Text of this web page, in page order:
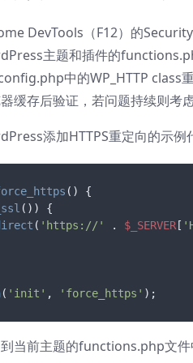
DevTools（F12）的
主题和插件的
中的WP_HTTP class
缓存后验证，若问题持续则考
添加HTTPS重定向的示例
( ) {
()) {
( 'https://' . $_SERVER [
( 'init' , 'force_https' );
当前主题的functions.php文件